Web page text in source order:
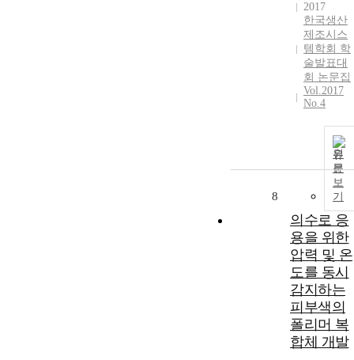
2017
한국생산
제조시스
템학회 학
술발표대
회 논문집
Vol.2017
No.4
원
문
보
기
8
의수로 응
용을 위한
압력 및 온
도를 동시
감지하는
피부색의
폴리머 복
합체 개발